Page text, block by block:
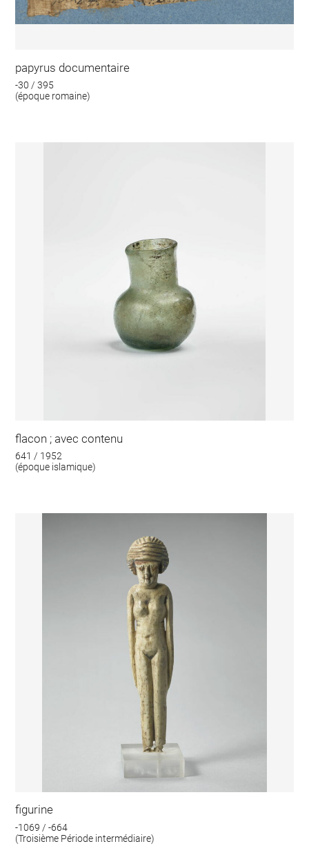
papyrus documentaire
-30 / 395
(époque romaine)
flacon ; avec contenu
641 / 1952
(époque islamique)
figurine
-1069 / -664
(Troisième Période intermédiaire)